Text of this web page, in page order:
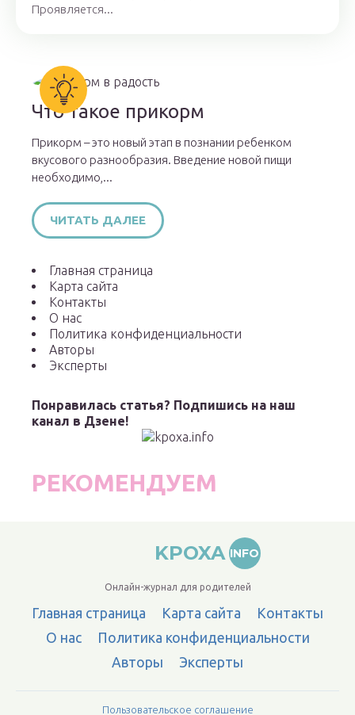
Проявляется...
Что такое прикорм
Прикорм – это новый этап в познании ребенком
вкусового разнообразия. Введение новой пищи
необходимо,...
ЧИТАТЬ ДАЛЕЕ
Главная страница
Карта сайта
Контакты
О нас
Политика конфиденциальности
Авторы
Эксперты
Понравилась статья? Подпишись на наш
канал в Дзене!
РЕКОМЕНДУЕМ
KPOXA INFO
Онлайн-журнал для родителей
Главная страница Карта сайта
Контакты
О нас
Политика конфиденциальности
Авторы
Эксперты
Пользовательское соглашение